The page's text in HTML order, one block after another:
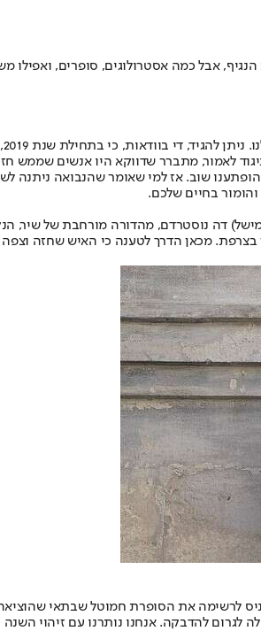
אבל כמה אסטרולוגים, סופרים, ואפילו
לאמור, מתברר שדווקא היו אנשים שממש
שוב. אז למי שאומר שהנבואה
בחיים שלכם.
(מישל) דה נוסטרדם, מהדורה מורחבת של
מכאן הדרך לטענה כי האיש שחזה
להדבקה. אנחנו נותרנו עם זיהוי השנה